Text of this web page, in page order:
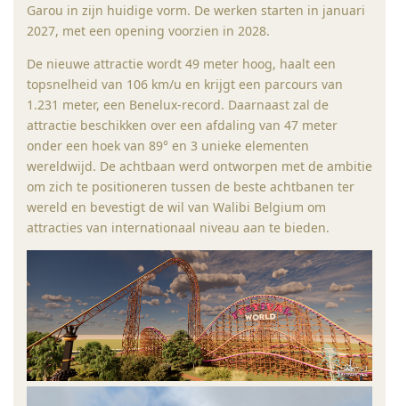
Garou in zijn huidige vorm. De werken starten in januari
2027, met een opening voorzien in 2028.
De nieuwe attractie wordt 49 meter hoog, haalt een
topsnelheid van 106 km/u en krijgt een parcours van
1.231 meter, een Benelux-record. Daarnaast zal de
attractie beschikken over een afdaling van 47 meter
onder een hoek van 89° en 3 unieke elementen
wereldwijd. De achtbaan werd ontworpen met de ambitie
om zich te positioneren tussen de beste achtbanen ter
wereld en bevestigt de wil van Walibi Belgium om
attracties van internationaal niveau aan te bieden.